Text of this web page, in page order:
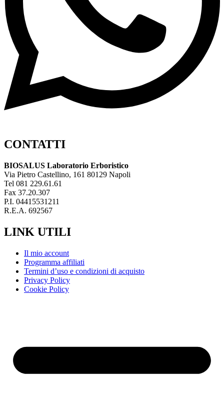
CONTATTI
BIOSALUS Laboratorio Erboristico
Via Pietro Castellino, 161 80129 Napoli
Tel 081 229.61.61
Fax 37.20.307
P.I. 04415531211
R.E.A. 692567
LINK UTILI
Il mio account
Programma affiliati
Termini d’uso e condizioni di acquisto
Privacy Policy
Cookie Policy